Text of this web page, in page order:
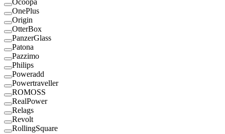
OnePlus
Origin
OtterBox
PanzerGlass
Patona
Pazzimo
Philips
Poweradd
Powertraveller
ROMOSS
RealPower
Relags
Revolt
RollingSquare